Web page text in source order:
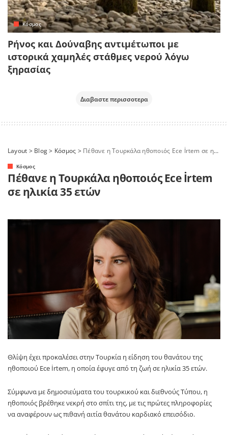
Κόσμος
Ρήνος και Δούναβης αντιμέτωποι με
ιστορικά χαμηλές στάθμες νερού λόγω
ξηρασίας
Διαβαστε περισσοτερα
Layout > Blog> Κόσμος > Πέθανε η Τουρκάλα ηθοποιός Ece İrtem σε ηλικία 35 ετών
Κόσμος
Πέθανε η Τουρκάλα ηθοποιός Ece İrtem
σε ηλικία 35 ετών
Θλίψη έχει προκαλέσει στην Τουρκία η είδηση του θανάτου της
ηθοποιού Ece İrtem, η οποία έφυγε από τη ζωή σε ηλικία 35 ετών.
Σύμφωνα με δημοσιεύματα του τουρκικού και διεθνούς Τύπου, η
ηθοποιός βρέθηκε νεκρή στο σπίτι της, με τις πρώτες πληροφορίες
να αναφέρουν ως πιθανή αιτία θανάτου καρδιακό επεισόδιο.